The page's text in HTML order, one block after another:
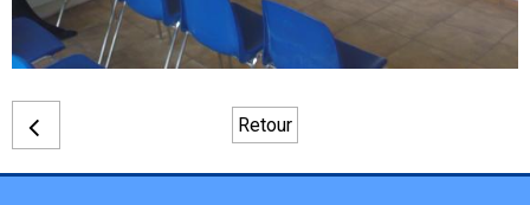
Retour